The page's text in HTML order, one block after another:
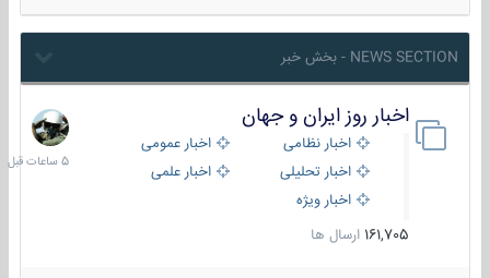
NEWS SECTION - بخش خبر
اخبار روز ایران و جهان
اخبار نظامی
اخبار عمومی
اخبار تحلیلی
اخبار علمی
اخبار ویژه
161,705 ارسال ها
5
ساعات
قبل